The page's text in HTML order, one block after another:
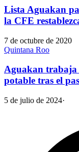
Lista Aguakan
la CFE
7 de octubre de 2020
Quintana Roo
Aguakan trabaja
potable tras el
5 de julio de 2024·